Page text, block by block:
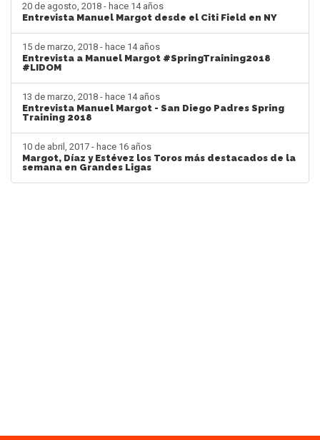
20 de agosto, 2018 - hace 14 años
Entrevista Manuel Margot desde el Citi Field en NY
15 de marzo, 2018 - hace 14 años
Entrevista a Manuel Margot #SpringTraining2018
#LIDOM
13 de marzo, 2018 - hace 14 años
Entrevista Manuel Margot - San Diego Padres Spring
Training 2018
10 de abril, 2017 - hace 16 años
Margot, Díaz y Estévez los Toros más destacados de la
semana en Grandes Ligas